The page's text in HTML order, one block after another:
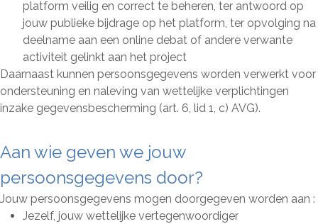
platform veilig en correct te beheren, ter antwoord op
jouw publieke bijdrage op het platform, ter opvolging na
deelname aan een online debat of andere verwante
activiteit gelinkt aan het project
Daarnaast kunnen persoonsgegevens worden verwerkt voor
ondersteuning en naleving van wettelijke verplichtingen
inzake gegevensbescherming (art. 6, lid 1, c) AVG).
Aan wie geven we jouw
persoonsgegevens door?
Jouw persoonsgegevens mogen doorgegeven worden aan :
Jezelf, jouw wettelijke vertegenwoordiger